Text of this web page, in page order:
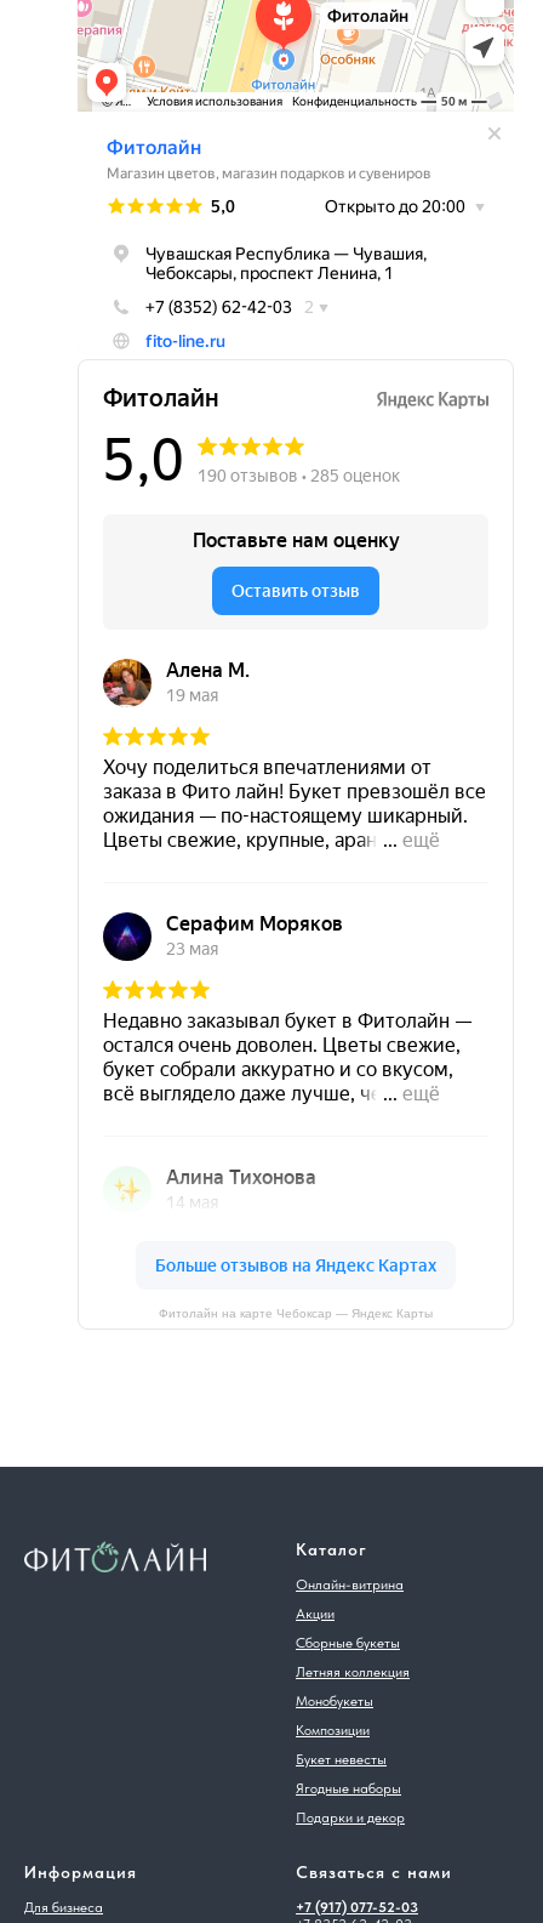
Фитолайн на карте Чебоксар — Яндекс Карты
Каталог
Онлайн-витрина
Акции
Сборные букеты
Летняя коллекция
Монобукеты
Композиции
Букет невесты
Ягодные наборы
Подарки и декор
Информация
Для бизнеса
Связаться с нами
+7 (917) 077-52-03